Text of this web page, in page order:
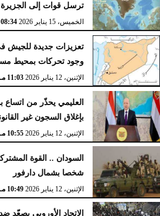
ترسل قوات إلى الجزيرة
الخميس، 15 يناير 2026 08:34 صـ
تعزيزات جديدة
وجود تحركات بمحيط
الإثنين، 12 يناير 2026 11:03 مـ
العليمي يحذّر من اتساع
بإغلاق السجون غير
الإثنين، 12 يناير 2026 10:55 مـ
شخصا بشمال دارفور
الإثنين، 12 يناير 2026 10:49 مـ